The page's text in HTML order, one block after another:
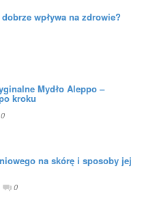
wpływa na zdrowie?
Mydło Aleppo –
kroku
0
na skórę i sposoby jej
0